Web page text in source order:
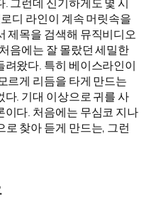
디 라인이 계속 머릿속을
제목을 검색해 뮤직비디오
음에는 잘 몰랐던 세밀한
왔다. 특히 베이스라인이
르게 리듬을 타게 만드는
. 기대 이상으로 귀를 사
다. 처음에는 무심코 지나
찾아 듣게 만드는, 그런